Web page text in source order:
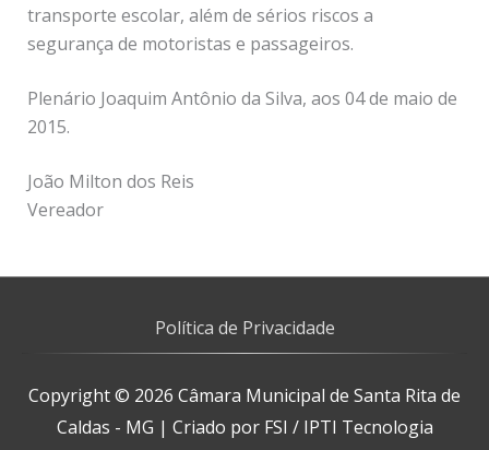
transporte escolar, além de sérios riscos a
segurança de motoristas e passageiros.
Plenário Joaquim Antônio da Silva, aos 04 de maio de
2015.
João Milton dos Reis
Vereador
Política de Privacidade
Copyright © 2026 Câmara Municipal de Santa Rita de
Caldas - MG | Criado por FSI / IPTI Tecnologia